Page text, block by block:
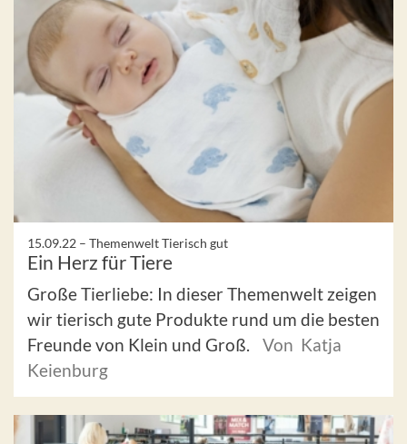
15.09.22 – Themenwelt Tierisch gut
Ein Herz für Tiere
Große Tierliebe: In dieser Themenwelt zeigen
wir tierisch gute Produkte rund um die besten
Freunde von Klein und Groß.
Von Katja
Keienburg